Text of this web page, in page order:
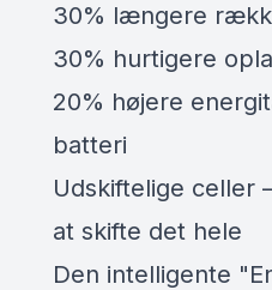
30% længere
30% hurtigere
20% højere
batteri
Udskiftelige celler
at skifte det hele
Den intelligente